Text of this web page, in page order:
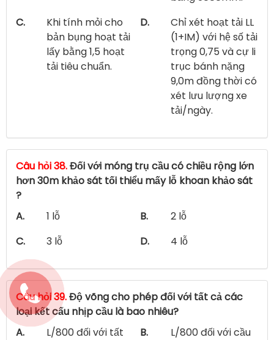
C.
Khi tính mỏi cho
bản bụng hoạt tải
lấy bằng 1,5 hoạt
tải tiêu chuẩn.
D.
Chỉ xét hoạt tải LL
(1+IM) với hệ số tải
trọng 0,75 và cự li
trục bánh nặng
9,0m đồng thời có
xét lưu lượng xe
tải/ngày.
Câu hỏi 38.Đối với móng trụ cầu có chiều rộng lớn
hơn 30m khảo sát tối thiểu mấy lỗ khoan khảo sát
?
A.
1 lỗ B.
2 lỗ
C.
3 lỗ D. 4 lỗ
Câu hỏi 39.Độ võng cho phép đối với tất cả các
loại kết cấu nhịp cầu là bao nhiêu?
A.
L/800 đối với tất
B.
L/800 đối với cầu